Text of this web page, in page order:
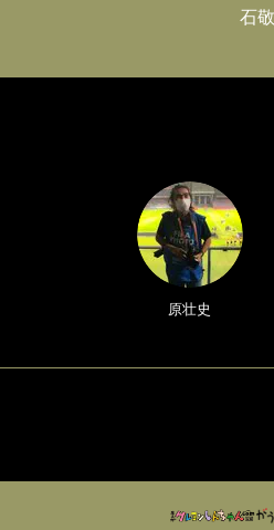
石
原壮史